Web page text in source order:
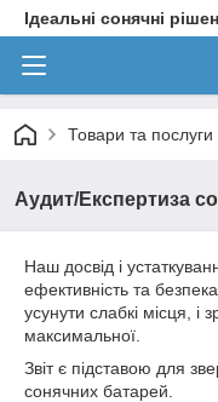
Ідеальні сонячні
Товари та послуги
Аудит/Експертиза
Наш досвід і
ефективність та
усунути слабкі місця, і
максимальної.
Звіт є підставою для
сонячних батарей.